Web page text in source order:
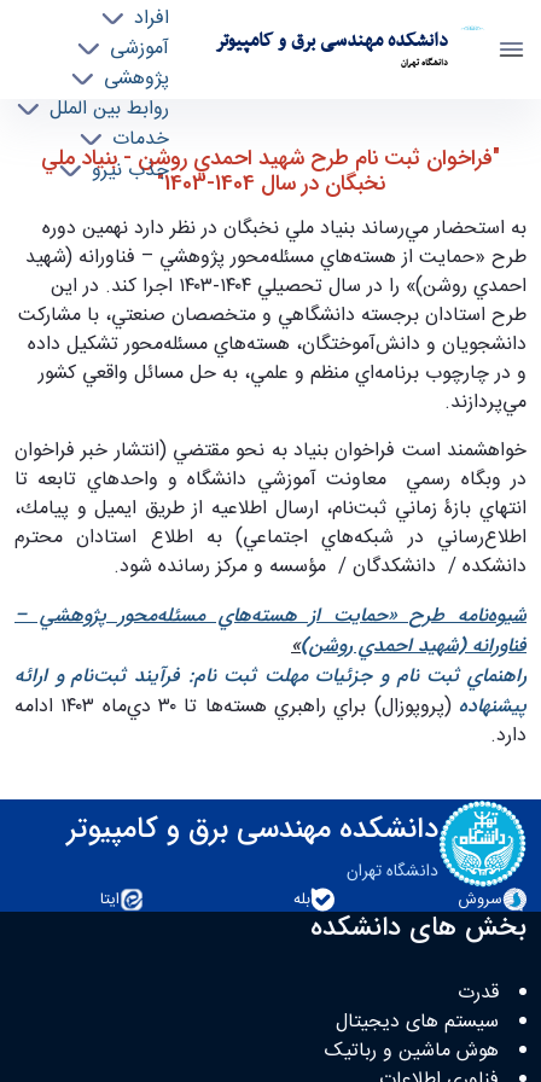
دانشکده مهندسی برق و کامپیوتر
دانشگاه تهران
افراد
آموزشی
پژوهشی
روابط بین الملل
خدمات
جذب نیرو
فراخوان ثبت نام طرح شهيد احمدي روشن - بنياد
ملي نخبگان در سال 1404-1403 - ece- دانشکده
مهندسی برق و کامپیوتر
"فراخوان ثبت نام طرح شهيد احمدي روشن - بنياد ملي
نخبگان در سال 1404-1403"
به استحضار مي‌رساند بنياد ملي نخبگان در نظر دارد نهمين دوره
طرح «حمايت از هسته‌هاي مسئله‌محور پژوهشي – فناورانه (شهيد
احمدي روشن)» را در سال تحصيلي ۱۴۰۴-۱۴۰۳ اجرا كند. در اين
طرح استادان برجسته دانشگاهي و متخصصان صنعتي، با مشاركت
دانشجويان و دانش‌آموختگان، هسته‌هاي مسئله‌محور تشكيل داده
و در چارچوب برنامه‌اي منظم و علمي، به حل مسائل واقعي كشور
مي‌پردازند.
خواهشمند است فراخوان بنياد به نحو مقتضي (انتشار خبر فراخوان
در وبگاه رسمي ‏ معاونت آموزشي دانشگاه و واحدهاي تابعه تا
انتهاي بازۀ زماني ثبت‌نام، ارسال اطلاعيه از طريق ايميل و پيامك،
اطلاع‌رساني در شبكه‌هاي اجتماعي) به اطلاع استادان محترم
دانشكده / ‏ دانشكدگان / ‏ مؤسسه و‏ مركز رسانده شود.
شيوه‌نامه طرح «حمايت از هسته‌هاي مسئله‌محور پژوهشي –
فناورانه (شهيد احمدي روشن)»
راهنماي ثبت نام و جزئيات مهلت ثبت نام: فرآيند ثبت‌نام و ارائه
پيشنهاده
(پروپوزال) براي راهبري هسته‌ها تا ۳۰ دي‌ماه ۱۴۰۳ ادامه
دارد.
دانشکده مهندسی برق و کامپیوتر
دانشگاه تهران
سروش
بله ایتا
بخش های دانشکده
قدرت
سیستم های دیجیتال
هوش ماشین و رباتیک